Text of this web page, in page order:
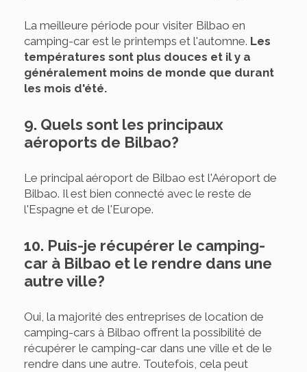
La meilleure période pour visiter Bilbao en
camping-car est le printemps et l'automne. Les
températures sont plus douces et il y a
généralement moins de monde que durant
les mois d'été.
9. Quels sont les principaux
aéroports de Bilbao?
Le principal aéroport de Bilbao est l'Aéroport de
Bilbao. Il est bien connecté avec le reste de
l'Espagne et de l'Europe.
10. Puis-je récupérer le camping-
car à Bilbao et le rendre dans une
autre ville?
Oui, la majorité des entreprises de location de
camping-cars à Bilbao offrent la possibilité de
récupérer le camping-car dans une ville et de le
rendre dans une autre. Toutefois, cela peut